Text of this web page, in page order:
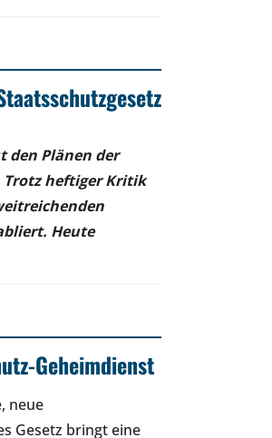
den Plänen der
Trotz heftiger Kritik
Heute
Geheimdienst
neue
Gesetz bringt eine